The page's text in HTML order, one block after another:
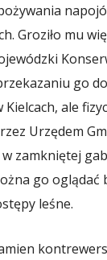
Groziło mu
go
ale
Urzędem
zamkniętej
go oglądać
leśne.